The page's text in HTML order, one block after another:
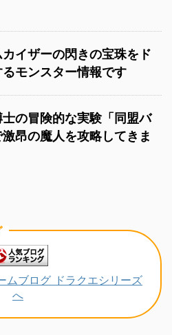
イザーの閃きの宝珠をド
るモンスター情報です
士の冒険的な実験「同盟バ
激昂の魔人を攻略してきま